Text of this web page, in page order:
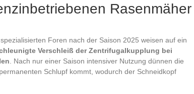
Rasenmäher
Foren nach der Saison 2025 weisen auf ein
Verschleiß der Zentrifugalkupplung bei
. Nach nur einer Saison intensiver Nutzung dünnen die
Schlupf kommt, wodurch der Schneidkopf